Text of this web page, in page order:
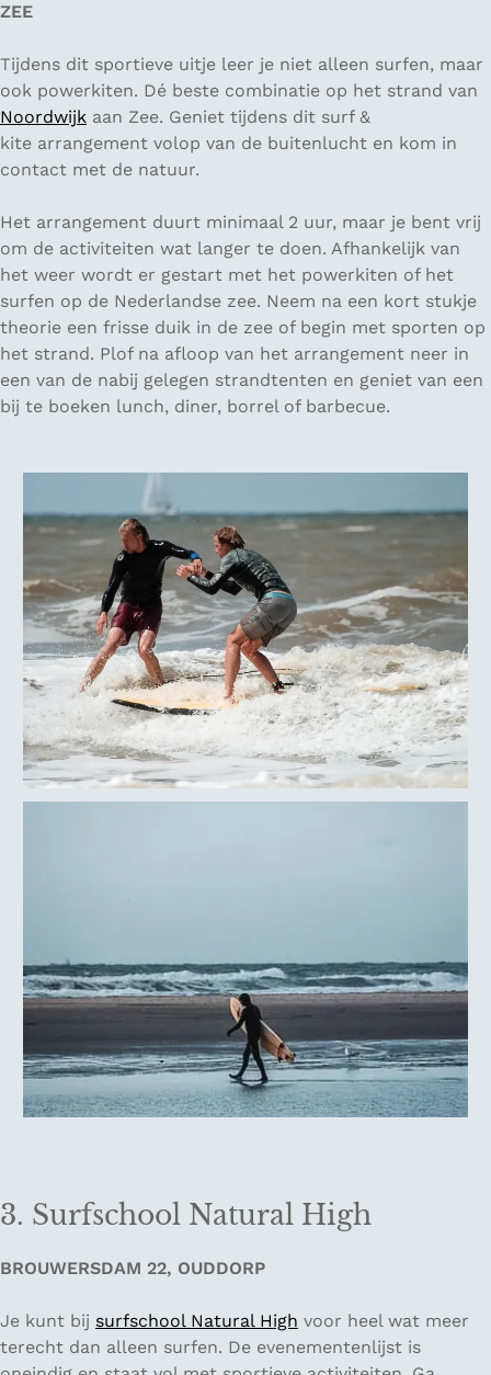
ZEE
Tijdens dit sportieve uitje leer je niet alleen surfen, maar
ook powerkiten. Dé beste combinatie op het strand van
Noordwijk aan Zee. Geniet tijdens dit surf &
kite arrangement volop van de buitenlucht en kom in
contact met de natuur.
Het arrangement duurt minimaal 2 uur, maar je bent vrij
om de activiteiten wat langer te doen. Afhankelijk van
het weer wordt er gestart met het powerkiten of het
surfen op de Nederlandse zee. Neem na een kort stukje
theorie een frisse duik in de zee of begin met sporten op
het strand. Plof na afloop van het arrangement neer in
een van de nabij gelegen strandtenten en geniet van een
bij te boeken lunch, diner, borrel of barbecue.
3. Surfschool Natural High
BROUWERSDAM 22, OUDDORP
Je kunt bij surfschool Natural High voor heel wat meer
terecht dan alleen surfen. De evenementenlijst is